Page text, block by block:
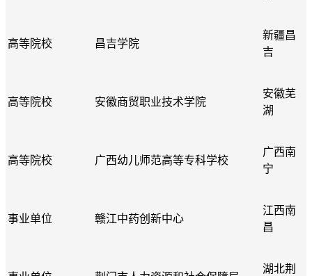
高等院校 昌吉学院
新疆昌
吉
高等院校 安徽商贸职业技术学院
安徽芜
湖
高等院校 广西幼儿师范高等专科学校
广西南
宁
事业单位 赣江中药创新中心
江西南
昌
湖北荆